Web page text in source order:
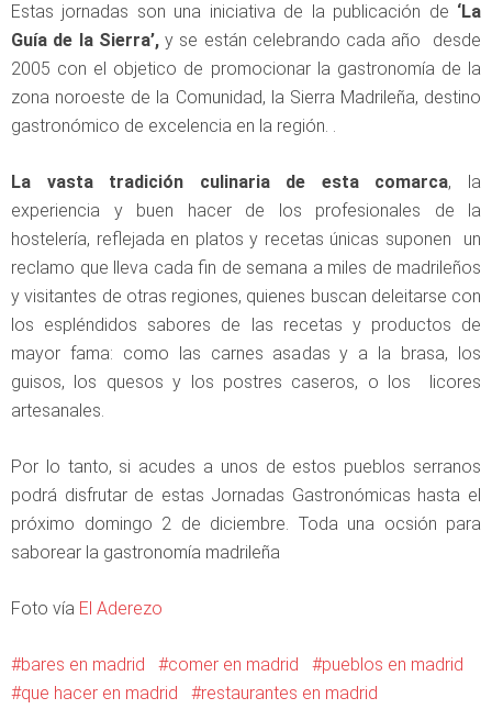
Estas jornadas son una iniciativa de la publicación de ‘La
Guía de la Sierra’,y se están celebrando cada año desde
2005 con el objetico de promocionar la gastronomía de la
zona noroeste de la Comunidad, la Sierra Madrileña, destino
gastronómico de excelencia en la región. .
La vasta tradición culinaria de esta comarca, la
experiencia y buen hacer de los profesionales de la
hostelería, reflejada en platos y recetas únicas suponen un
reclamo que lleva cada fin de semana a miles de madrileños
y visitantes de otras regiones, quienes buscan deleitarse con
los espléndidos sabores de las recetas y productos de
mayor fama: como las carnes asadas y a la brasa, los
guisos, los quesos y los postres caseros, o los licores
artesanales.
Por lo tanto, si acudes a unos de estos pueblos serranos
podrá disfrutar de estas Jornadas Gastronómicas hasta el
próximo domingo 2 de diciembre. Toda una ocsión para
saborear la gastronomía madrileña
Foto vía El Aderezo
bares en madrid comer en madrid
pueblos en madrid
que hacer en madrid
restaurantes en madrid